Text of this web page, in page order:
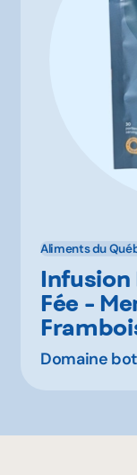
Aliments du
Infusion
Fée -
Domaine